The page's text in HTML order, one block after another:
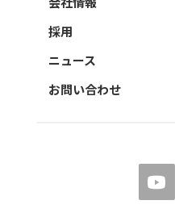
採用
ニュース
お問い合わせ